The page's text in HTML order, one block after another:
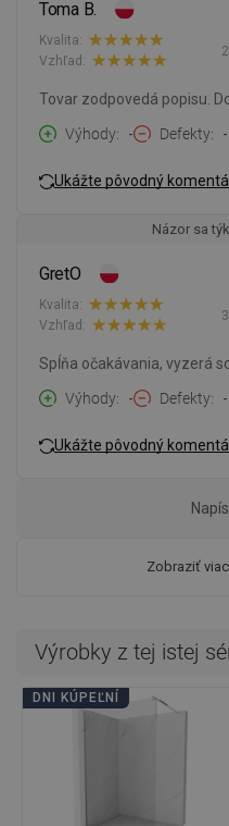
Toma B.
Kvalita:
Vzhľad:
Tovar zodpovedá popisu.
Výhody
- Defekty -
Ukážte pôvodný
Názor sa
GretO
Kvalita:
Vzhľad:
Spĺňa očakávania, vyzerá
Výhody
- Defekty -
Ukážte pôvodný
Zobraziť
Výrobky z tej istej
DNI KÚPEĽNÍ